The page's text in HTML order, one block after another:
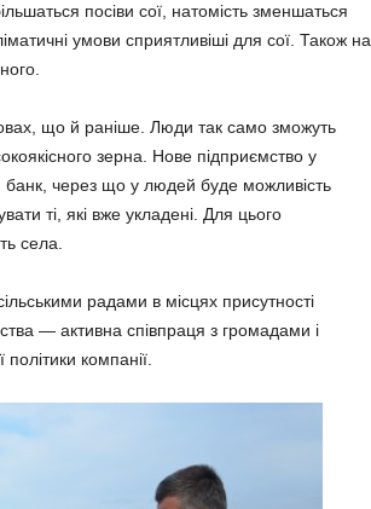
посіви сої, натомість зменшаться
умови сприятливіші для сої. Також на
що й раніше. Люди так само зможуть
зерна. Нове підприємство у
через що у людей буде можливість
ті, які вже укладені. Для цього
села.
радами в місцях присутності
— активна співпраця з громадами і
компанії.